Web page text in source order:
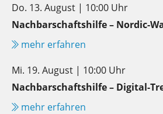
Do. 13. August | 10:00 Uhr
Nachbarschaftshilfe – Nordic-
mehr erfahren
Mi. 19. August | 10:00 Uhr
Nachbarschaftshilfe – Digital-
mehr erfahren